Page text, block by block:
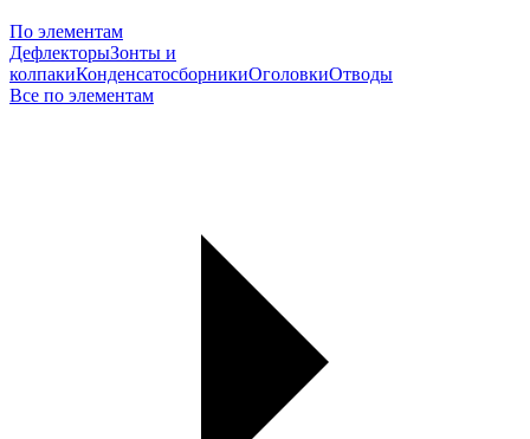
По элементам
ДефлекторыЗонты и
колпакиКонденсатосборникиОголовкиОтводы
Все по элементам